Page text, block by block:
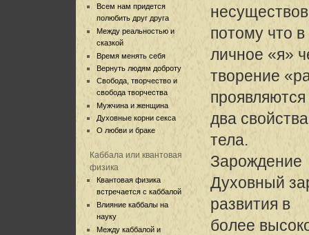
Всем нам придется
полюбить друг друга
Между реальностью и
сказкой
Время менять себя
Вернуть людям доброту
Свобода, творчество и
свобода творчества
Мужчина и женщина
Духовные корни секса
О любви и браке
Каббала или квантовая
физика
Квантовая физика
встречается с каббалой
Влияние каббалы на
науку
Между каббалой и
потому что
личное «я»
творение
проявляются
два
тела.
Зарождение
Духовный
развития в
более